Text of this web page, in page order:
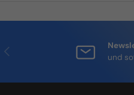
Vorherige
und